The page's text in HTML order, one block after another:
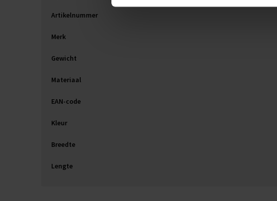
Artikelnummer
Merk
Gewicht
Materiaal
EAN-code
Kleur
Breedte
Lengte